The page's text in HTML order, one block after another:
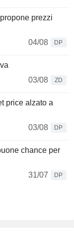
prezzi
04/08
DP
03/08
ZD
price alzato a
03/08
DP
chance per
31/07
DP